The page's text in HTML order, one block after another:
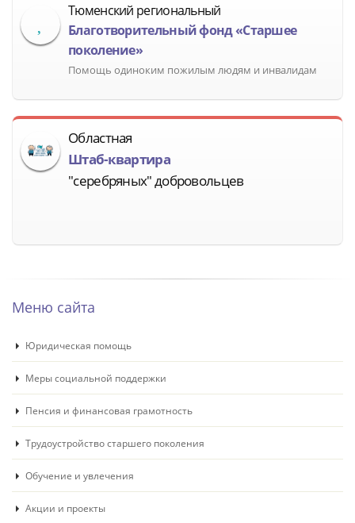
Тюменский региональный
Благотворительный фонд «Старшее
поколение»
Помощь одиноким пожилым людям и инвалидам
Областная
Штаб-квартира
"серебряных" добровольцев
Меню сайта
Юридическая помощь
Меры социальной поддержки
Пенсия и финансовая грамотность
Трудоустройство старшего поколения
Обучение и увлечения
Акции и проекты